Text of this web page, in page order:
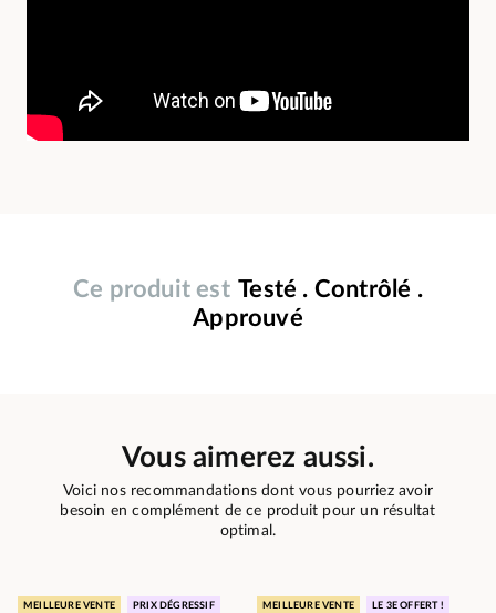
Ce produit est Testé . Contrôlé .
Approuvé
Vous aimerez aussi.
Voici nos recommandations dont vous pourriez avoir
besoin en complément de ce produit pour un résultat
optimal.
MEILLEURE VENTE PRIX DÉGRESSIF MEILLEURE VENTE LE 3E OFFERT !